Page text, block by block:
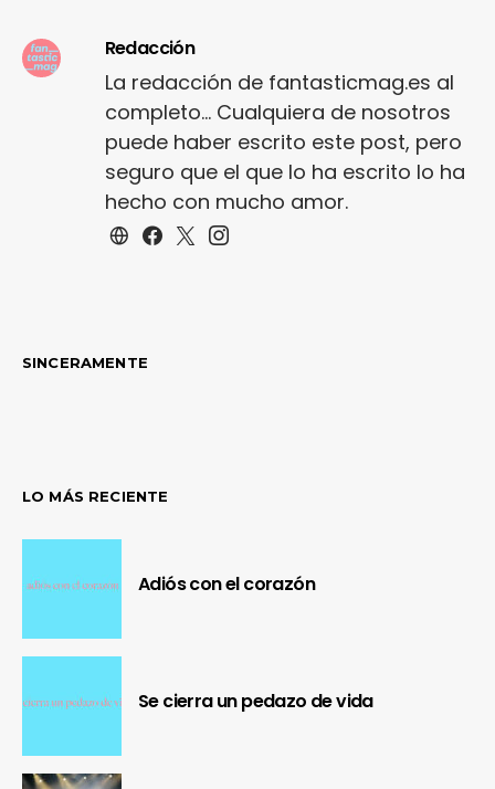
Redacción
La redacción de fantasticmag.es al
completo... Cualquiera de nosotros
puede haber escrito este post, pero
seguro que el que lo ha escrito lo ha
hecho con mucho amor.
SINCERAMENTE
LO MÁS RECIENTE
Adiós con el corazón
Se cierra un pedazo de vida